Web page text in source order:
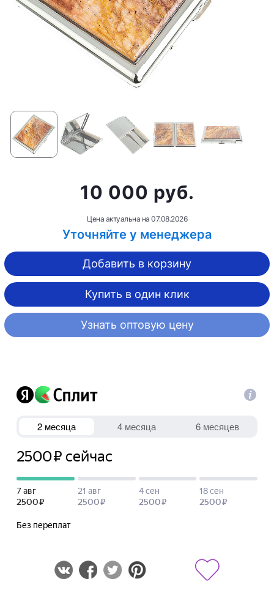
10 000 руб.
Цена актуальна на 07.08.2026
Уточняйте у менеджера
Добавить в корзину
Купить в один клик
Узнать оптовую цену